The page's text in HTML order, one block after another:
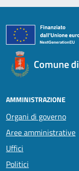
Comune
AMMINISTRAZIONE
Organi di governo
Aree amministrative
Uffici
Politici